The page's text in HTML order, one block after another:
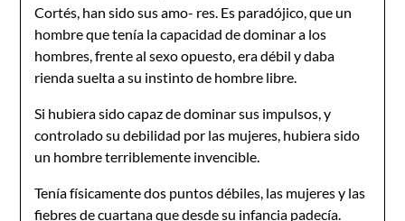
Cortés, han sido sus amo- res. Es paradójico, que un
hombre que tenía la capacidad de dominar a los
hombres, frente al sexo opuesto, era débil y daba
rienda suelta a su instinto de hombre libre.
Si hubiera sido capaz de dominar sus impulsos, y
controlado su debilidad por las mujeres, hubiera sido
un hombre terriblemente invencible.
Tenía físicamente dos puntos débiles, las mujeres y las
fiebres de cuartana que desde su infancia padecía.